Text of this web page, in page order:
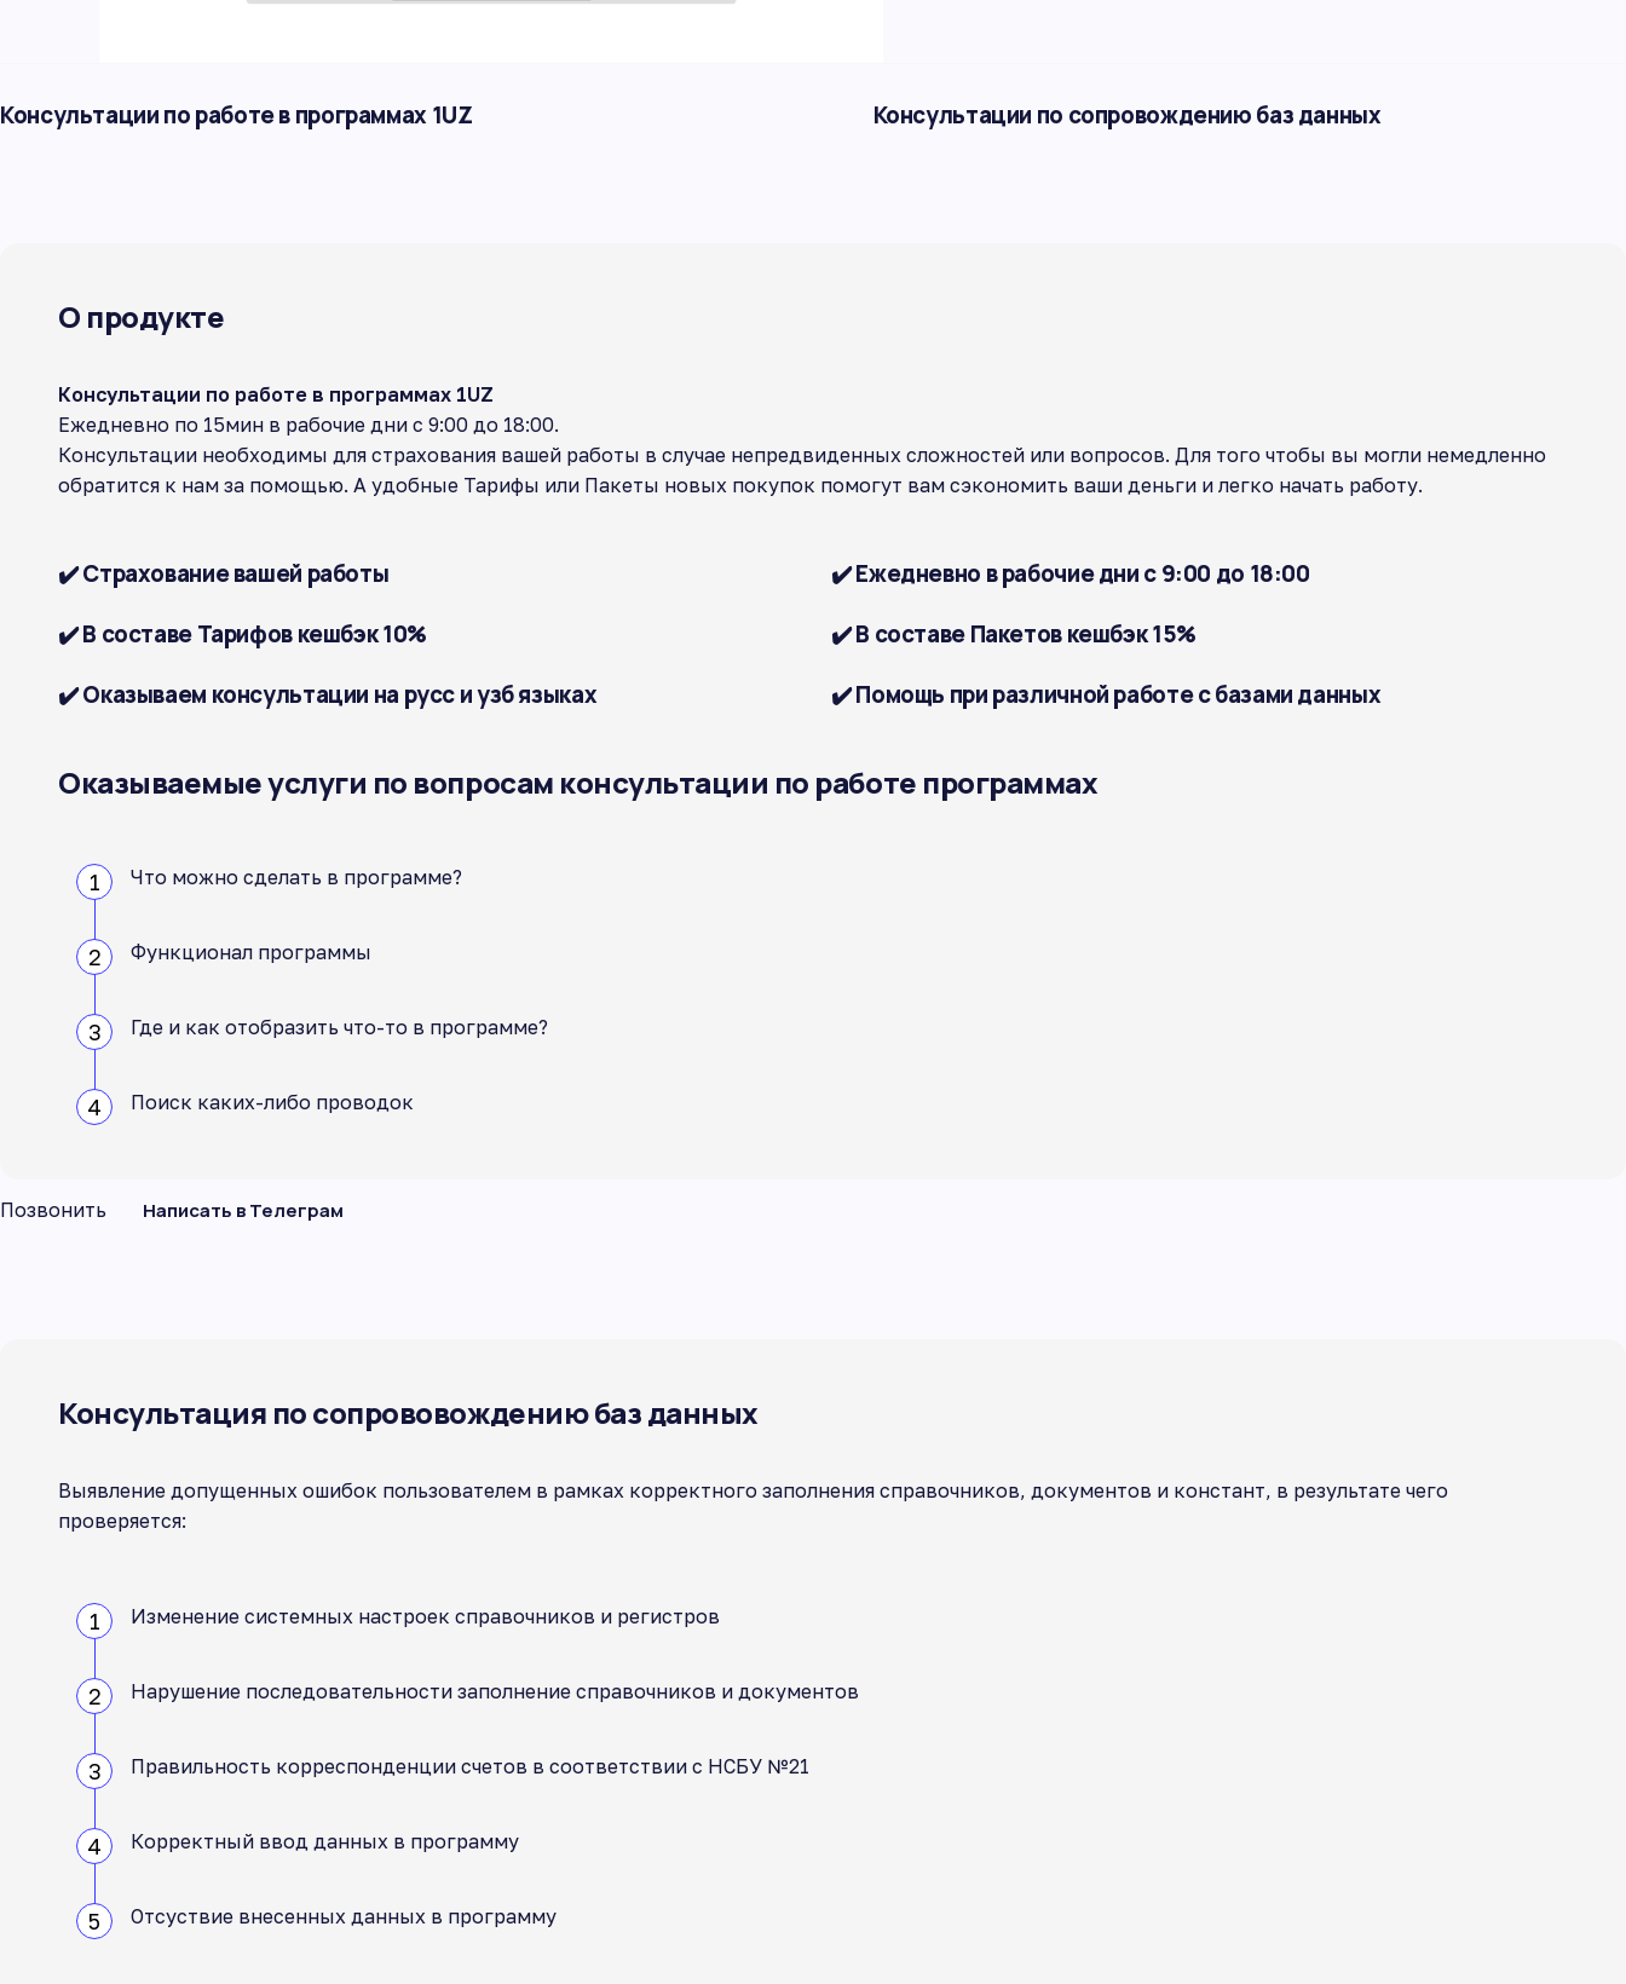
Консультации по работе в программах 1UZ Консультации по сопровождению баз данных
О продукте
Консультации по работе в программах 1UZ
Ежедневно по 15мин в рабочие дни с 9:00 до 18:00.
Консультации необходимы для страхования вашей работы в случае непредвиденных сложностей или вопросов. Для того чтобы вы могли немедленно
обратится к нам за помощью. А удобные Тарифы или Пакеты новых покупок помогут вам сэкономить ваши деньги и легко начать работу.
✔️ Страхование вашей работы
✔️ Ежедневно в рабочие дни с 9:00 до 18:00
✔️ В составе Тарифов кешбэк 10%
✔️ В составе Пакетов кешбэк 15%
✔️ Оказываем консультации на русс и узб языках
✔️ Помощь при различной работе с базами данных
Оказываемые услуги по вопросам консультации по работе программах
Что можно сделать в программе?
Функционал программы
Где и как отобразить что-то в программе?
Поиск каких-либо проводок
Позвонить Написать в Телеграм
Консультация по сопрововождению баз данных
Выявление допущенных ошибок пользователем в рамках корректного заполнения справочников, документов и констант, в результате чего
проверяется:
Изменение системных настроек справочников и регистров
Нарушение последовательности заполнение справочников и документов
Правильность корреспонденции счетов в соответствии с НСБУ №21
Корректный ввод данных в программу
Отсуствие внесенных данных в программу